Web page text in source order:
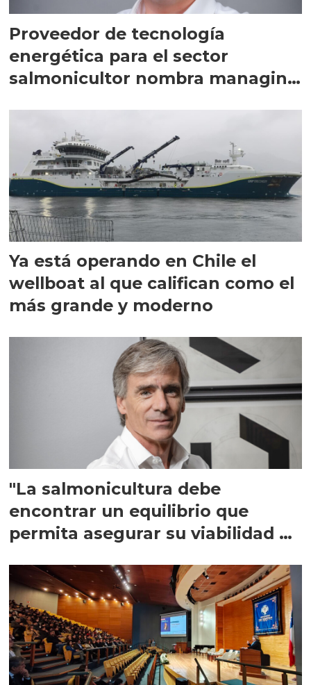
Proveedor de tecnología
energética para el sector
salmonicultor nombra managing
Ya está operando en Chile el
wellboat al que califican como el
más grande y moderno
"La salmonicultura debe
encontrar un equilibrio que
permita asegurar su viabilidad de